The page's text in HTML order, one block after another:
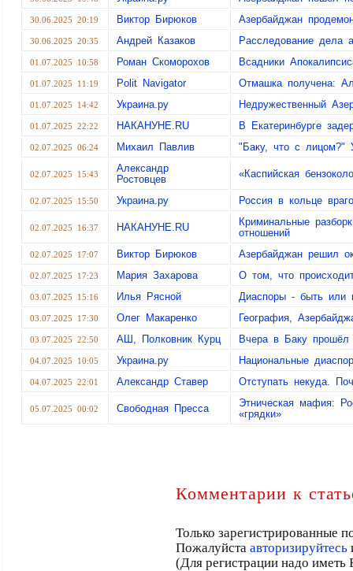
30.06.2025 20:19 Виктор Бирюков Азербайджан
30.06.2025 20:35 Андрей Казаков Расследование дела
01.07.2025 10:58 Роман Скоморохов Всадники
01.07.2025 11:19 Polit Navigator Отмашка получена:
01.07.2025 14:42 Украина.ру Недружественный
01.07.2025 22:22 НАКАНУНЕ.RU В Екатеринбурге
02.07.2025 06:24 Михаил Павлив "Баку, что с лицом?"
02.07.2025 15:43
Александр
Ростовцев
«Каспийская
02.07.2025 15:50 Украина.ру Россия в кольце
02.07.2025 16:37 НАКАНУНЕ.RU
Криминальные
отношений
02.07.2025 17:07 Виктор Бирюков Азербайджан решил
02.07.2025 17:23 Мария Захарова О том, что
03.07.2025 15:16 Илья Рясной Диаспоры - быть или
03.07.2025 17:30 Олег Макаренко География,
03.07.2025 22:50 АШ, Полковник Курц Вчера в Баку прошёл
04.07.2025 10:05 Украина.ру Национальные
04.07.2025 22:01 Александр Ставер Отступать некуда.
05.07.2025 00:02 Свободная Пресса
Этническая мафия:
«грядки»
Комментарии к
Только зарегистрированные
Пожалуйста авторизируйтесь
(Для регистрации надо